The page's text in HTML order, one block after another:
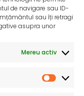
de navigare sau ID-
sau îți retragi
asupra unor
Mereu activ
sarcinii și în
și apărării